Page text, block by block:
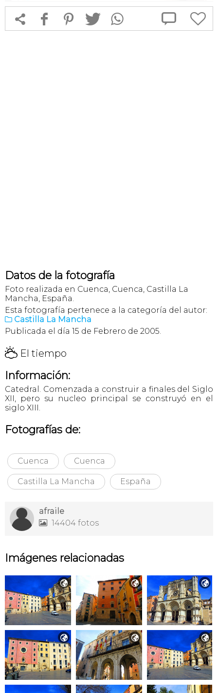
 f 1 T  
Datos de la fotografía
Foto realizada en Cuenca, Cuenca, Castilla La
Mancha, España.
Esta fotografía pertenece a la categoría del autor:
 Castilla La Mancha
Publicada el día 15 de Febrero de 2005.
H El tiempo
Información:
Catedral. Comenzada a construir a finales del Siglo
XII, pero su nucleo principal se construyó en el
siglo XIII.
Fotografías de:
Cuenca Cuenca
Castilla La Mancha España
afraile
 14404 fotos
Imágenes relacionadas
  
  